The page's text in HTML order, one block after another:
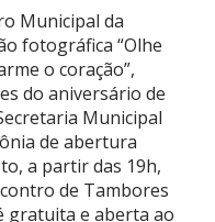
Municipal da
fotográfica “Olhe
o coração”,
do aniversário de
Municipal
de abertura
a partir das 19h,
de Tambores
gratuita e aberta ao